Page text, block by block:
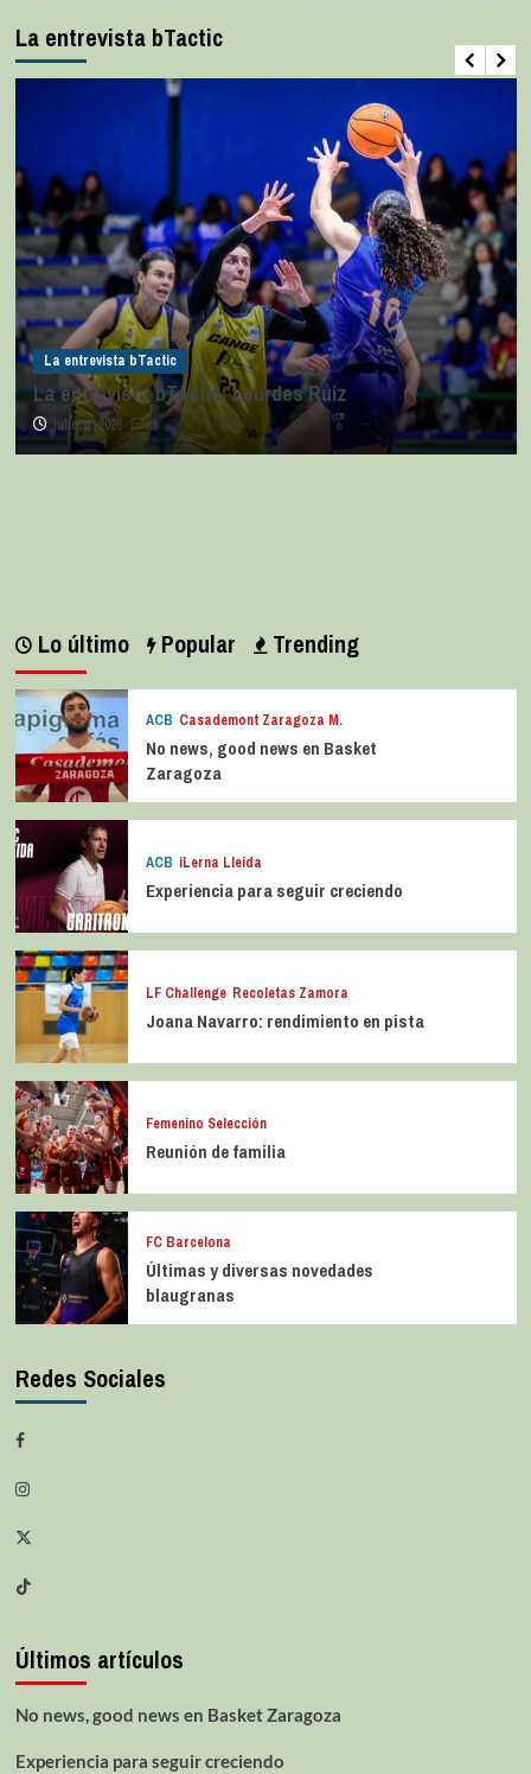
La entrevista bTactic
La entrevista bTactic
La entrevista bTactic: Lourdes Ruiz
julio 11, 2026 0
Lo último Popular Trending
ACB Casademont Zaragoza M.
No news, good news en Basket
Zaragoza
ACB iLerna Lleida
Experiencia para seguir creciendo
LF Challenge Recoletas Zamora
Joana Navarro: rendimiento en pista
Femenino Selección
Reunión de familia
FC Barcelona
Últimas y diversas novedades
blaugranas
Redes Sociales
Últimos artículos
No news, good news en Basket Zaragoza
Experiencia para seguir creciendo